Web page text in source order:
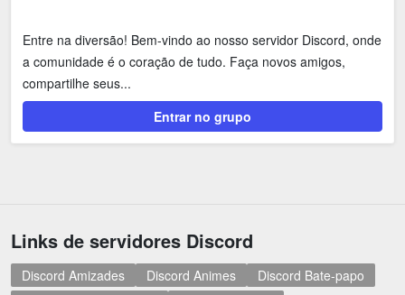
Entre na diversão! Bem-vindo ao nosso servidor Discord, onde
a comunidade é o coração de tudo. Faça novos amigos,
compartilhe seus...
Entrar no grupo
Links de servidores Discord
Discord Amizades Discord Animes
Discord Bate-papo